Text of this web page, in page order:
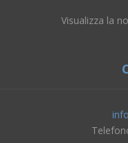
Visualizza la